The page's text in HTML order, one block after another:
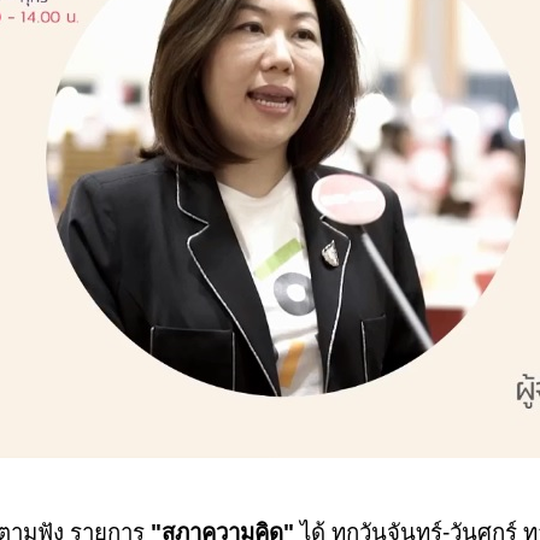
มฟัง รายการ "สภาความคิด" ได้ ทุกวันจันทร์-วันศุกร์